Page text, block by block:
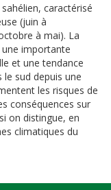
caractérisé
(juin à
à mai). La
importante
et une tendance
sud depuis une
les risques de
conséquences sur
on distingue, en
climatiques du